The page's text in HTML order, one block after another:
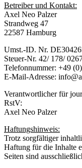
Betreiber und Kontakt:
Axel Neo Palzer
Strandweg 47
22587 Hamburg
Umst.-ID. Nr.
Steuer-Nr. 42/ 178/
Telefonnummer: +49
E-Mail-Adresse:
Verantwortlicher für
RstV:
Axel Neo Palzer
Haftungshinweis:
Trotz sorgfältiger
Haftung für die Inhalte
Seiten sind